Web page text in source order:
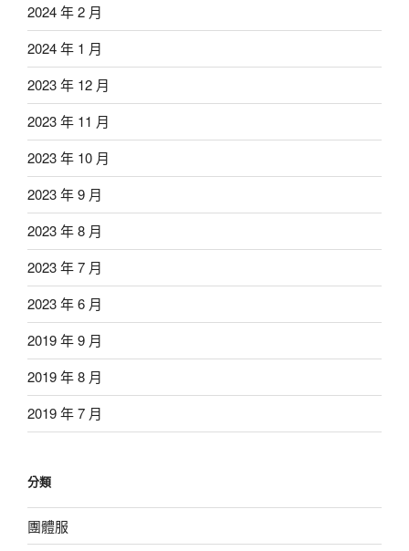
2024 年 2 月
2024 年 1 月
2023 年 12 月
2023 年 11 月
2023 年 10 月
2023 年 9 月
2023 年 8 月
2023 年 7 月
2023 年 6 月
2019 年 9 月
2019 年 8 月
2019 年 7 月
分類
團體服